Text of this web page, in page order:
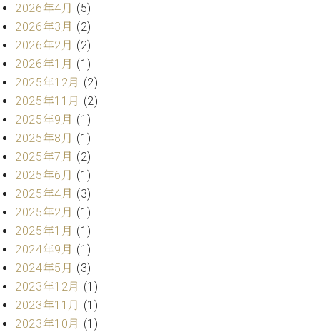
W.
ホ
フ
マ
ン
ト
ラ
デ
ィ
シ
ョ
ン
W.
ホ
フ
マ
ン
ヴ
ィ
技
術
営
セ
ン
タ
ー
ス
タ
フ
ご
挨
拶
技
者
紹
介
2026年4月 (5)
2026年3月 (2)
2026年2月 (2)
2026年1月 (1)
2025年12月 (2)
2025年11月 (2)
2025年9月 (1)
2025年8月 (1)
2025年7月 (2)
2025年6月 (1)
2025年4月 (3)
2025年2月 (1)
2025年1月 (1)
2024年9月 (1)
2024年5月 (3)
2023年12月 (1)
2023年11月 (1)
2023年10月 (1)